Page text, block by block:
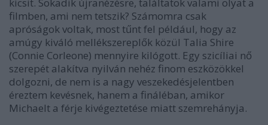
filmben, ami nem tetszik? Számomra csak
apróságok voltak, most tűnt fel például, hogy az
amúgy kiváló mellékszereplők közül Talia Shire
(Connie Corleone) mennyire kilógott. Egy szicíliai nő
szerepét alakítva nyilván nehéz finom eszközökkel
dolgozni, de nem is a nagy veszekedésjelentben
éreztem kevésnek, hanem a fináléban, amikor
Michaelt a férje kivégeztetése miatt szemrehányja.